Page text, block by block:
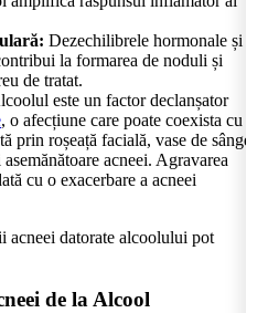
Dezechilibrele hormonale și
la formarea de noduli și
de tratat.
este un factor declanșator
, o afecțiune care poate coexista cu
prin roșeață facială, vase de sânge
acneei. Agravarea
cu o exacerbare a acneei
acneei datorate alcoolului pot
de la Alcool